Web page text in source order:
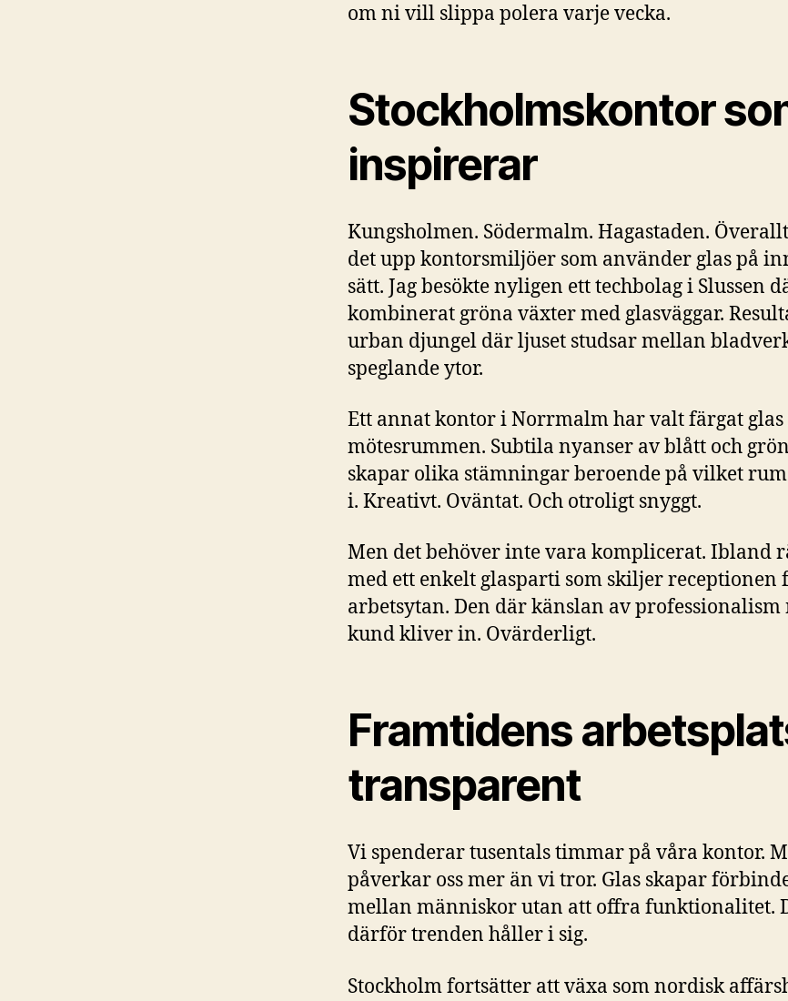
om ni vill slippa polera varje vecka.
Stockholmskontor
inspirerar
Kungsholmen. Södermalm. Hagastaden.
det upp kontorsmiljöer som använder glas på
sätt. Jag besökte nyligen ett techbolag i Slussen
kombinerat gröna växter med glasväggar.
urban djungel där ljuset studsar mellan
speglande ytor.
Ett annat kontor i Norrmalm har valt färgat
mötesrummen. Subtila nyanser av blått och
skapar olika stämningar beroende på vilket
i. Kreativt. Oväntat. Och otroligt snyggt.
Men det behöver inte vara komplicerat. Ibland
med ett enkelt glasparti som skiljer receptionen
arbetsytan. Den där känslan av professionalism
kund kliver in. Ovärderligt.
Framtidens
transparent
Vi spenderar tusentals timmar på våra kontor.
påverkar oss mer än vi tror. Glas skapar
mellan människor utan att offra funktionalitet.
därför trenden håller i sig.
Stockholm fortsätter att växa som nordisk